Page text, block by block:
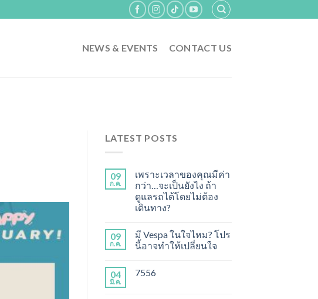
NEWS & EVENTS CONTACT US
LATEST POSTS
09
ก.ค.
เพราะเวลาของคุณมีค่า
กว่า…จะเป็นยังไง ถ้า
ดูแลรถได้โดยไม่ต้อง
เดินทาง?
09
ก.ค.
มี Vespa ในใจไหม? โปร
นี้อาจทำให้เปลี่ยนใจ
04
มี.ค.
7556